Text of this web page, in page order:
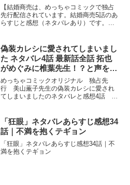
【結婚商売は、めっちゃコミックで独占
先行配信されています。結婚商売5話のあ
らすじと感想（ネタバレあり）です。現
存在感ってやっぱり半端ない」
偽装カレシに愛されてしまいまし
た ネタバレ4話 最新話全話 拓也
がめぐみに椎葉先生！？と声を…
めっちゃコミックオリジナル 独占先
行 美山薫子先生の偽装カレシに愛され
てしまいましたのネタバレと感想4話 最
みは山内先生この度は婚約おめでとうご
ざいます…と、平然を装いながら言った
の
「狂眼」ネタバレあらすじ感想34
話｜不満を抱くテギョン
「狂眼」ネタバレあらすじ感想34話｜不
満を抱くテギョン